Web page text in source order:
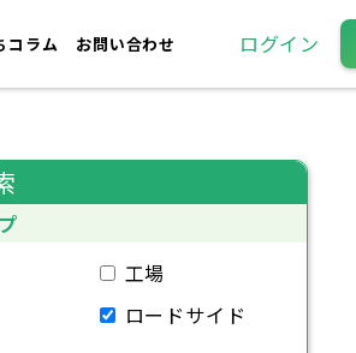
コラム お問い合わせ ログイン
工場
ロードサイド